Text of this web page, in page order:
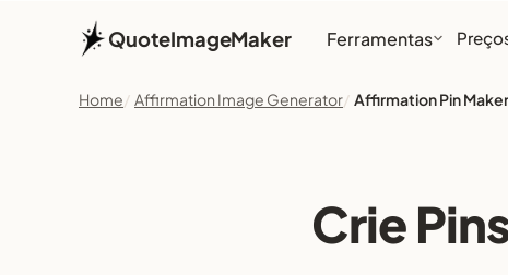
QuoteImageMaker Ferramentas
Home Affirmation Image Generator Affirmation Pin Maker
Crie